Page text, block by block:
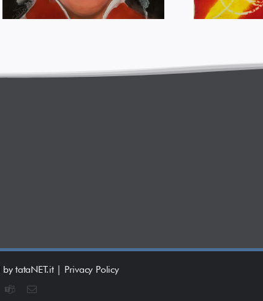
bytataNET.it| Privacy Policy